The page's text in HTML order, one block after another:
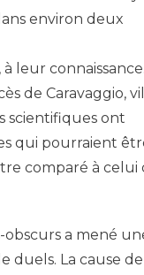
environ deux
à leur
de Caravaggio,
scientifiques ont
qui pourraient
comparé à celui
a mené
duels. La cause de